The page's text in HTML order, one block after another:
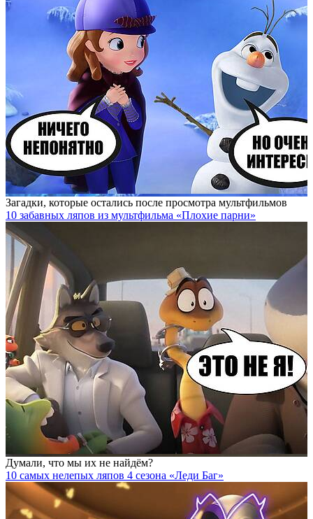
Загадки, которые остались после просмотра мультфильмов
10 забавных ляпов из мультфильма «Плохие парни»
Думали, что мы их не найдём?
10 самых нелепых ляпов 4 сезона «Леди Баг»